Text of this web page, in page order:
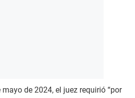
de 2024, el juez requirió “por